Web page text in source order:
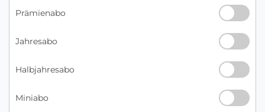
Prämienabo
Jahresabo
Halbjahresabo
Miniabo